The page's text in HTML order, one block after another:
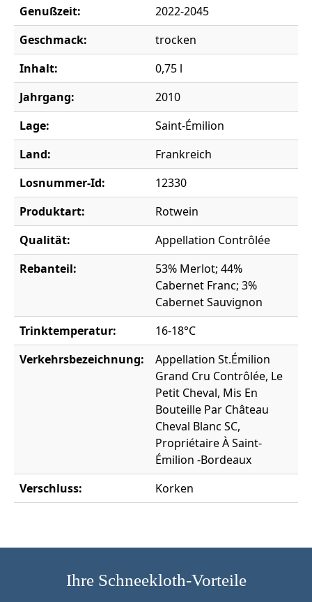
Genußzeit:
2022-2045
Geschmack:
trocken
Inhalt:
0,75 l
Jahrgang:
2010
Lage:
Saint-Émilion
Land:
Frankreich
Losnummer-Id:
12330
Produktart:
Rotwein
Qualität:
Appellation Contrôlée
Rebanteil:
53% Merlot; 44%
Cabernet Franc; 3%
Cabernet Sauvignon
Trinktemperatur:
16-18°C
Verkehrsbezeichnung:
Appellation St.Émilion
Grand Cru Contrôlée, Le
Petit Cheval, Mis En
Bouteille Par Château
Cheval Blanc SC,
Propriétaire À Saint-
Émilion -Bordeaux
Verschluss:
Korken
Ihre Schneekloth-Vorteile